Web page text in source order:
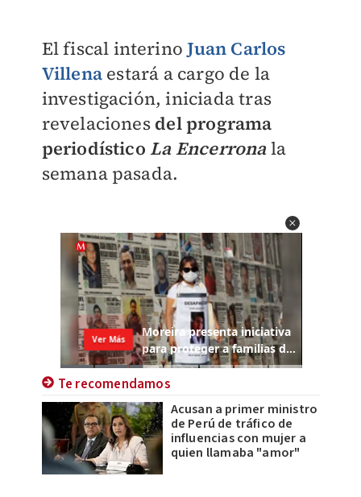
El fiscal interinoJuan Carlos
Villenaestará a cargo de la
investigación, iniciada tras
revelaciones del programa
periodístico La Encerronala
semana pasada.
Te recomendamos
Acusan a primer ministro
de Perú de tráfico de
influencias con mujer a
quien llamaba "amor"